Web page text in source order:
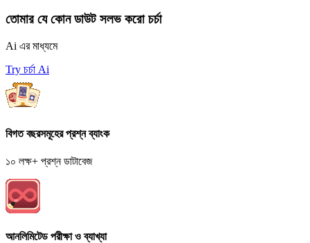
তোমার যে কোন ডাউট সলভ করো চর্চা
Ai এর মাধ্যমে
Try চর্চা Ai
বিগত বছরসমূহের প্রশ্ন ব্যাংক
১০ লক্ষ+ প্রশ্ন ডাটাবেজ
আনলিমিটেড পরীক্ষা ও ব্যাখ্যা